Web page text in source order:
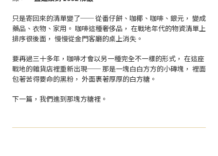
只是寄回來的清單變了── 從番仔餅、咖椰、咖啡、銀元， 變成
藥品、衣物、家用。 咖啡這種奢侈品， 在戰地年代的物資清單上
排序很後面， 慢慢從金門客廳的桌上消失。
要再過三十多年，咖啡才會以另一種完全不一樣的形式， 在這座
戰地的雜貨店裡重新出現── 那是一塊白白方方的小磚塊， 裡面
包著苦得要命的黑粉， 外面裹著厚厚的白方糖。
下一篇，我們進到那塊方糖裡。